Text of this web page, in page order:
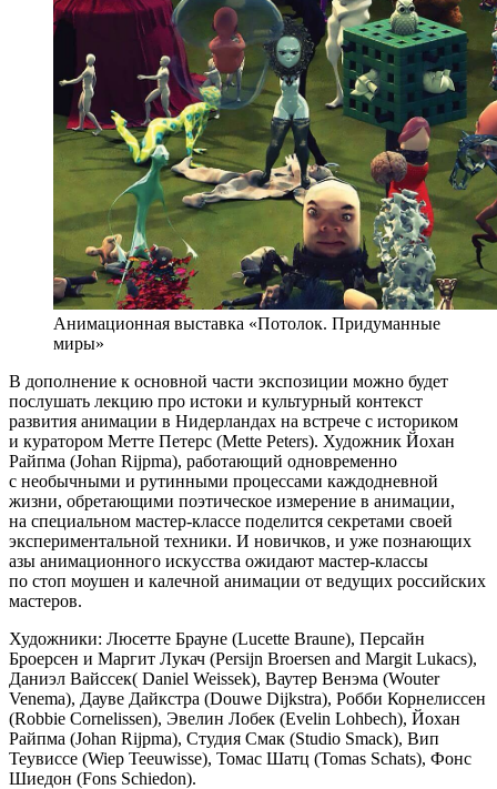
Анимационная выставка «Потолок. Придуманные
миры»
В дополнение к основной части экспозиции можно будет
послушать лекцию про истоки и культурный контекст
развития анимации в Нидерландах на встрече с историком
и куратором Метте Петерс (Mette Peters). Художник Йохан
Райпма (Johan Rijpma), работающий одновременно
с необычными и рутинными процессами каждодневной
жизни, обретающими поэтическое измерение в анимации,
на специальном мастер-классе поделится секретами своей
экспериментальной техники. И новичков, и уже познающих
азы анимационного искусства ожидают мастер-классы
по стоп моушен и калечной анимации от ведущих российских
мастеров.
Художники: Люсетте Брауне (Lucette Braune), Персайн
Броерсен и Маргит Лукач (Persijn Broersen and Margit Lukacs),
Даниэл Вайссек( Daniel Weissek), Ваутер Венэма (Wouter
Venema), Дауве Дайкстра (Douwe Dijkstra), Робби Корнелиссен
(Robbie Cornelissen), Эвелин Лобек (Evelin Lohbech), Йохан
Райпма (Johan Rijpma), Студия Смак (Studio Smack), Вип
Теувиссе (Wiep Teeuwisse), Томас Шатц (Tomas Schats), Фонс
Шиедон (Fons Schiedon).